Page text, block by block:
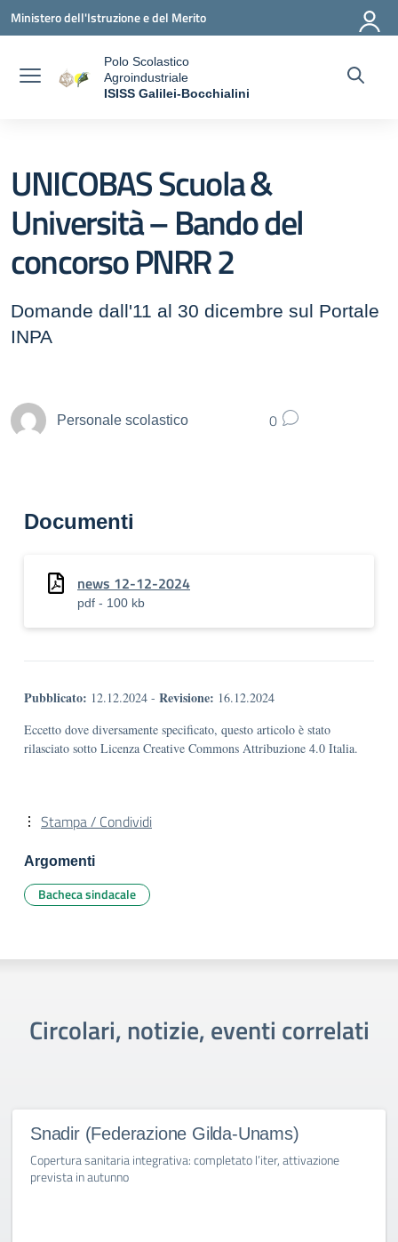
Vai ai contenuti
Vai al menu di navigazione
Vai al footer
Ministero dell'Istruzione e del Merito
Polo Scolastico
Agroindustriale
ISISS Galilei-Bocchialini
UNICOBAS Scuola &
Università – Bando del
concorso PNRR 2
Domande dall'11 al 30 dicembre sul Portale
INPA
Personale scolastico 0
Documenti
news 12-12-2024
pdf - 100 kb
Pubblicato: 12.12.2024 - Revisione: 16.12.2024
Eccetto dove diversamente specificato, questo articolo è stato
rilasciato sotto Licenza Creative Commons Attribuzione 4.0 Italia.
Stampa / Condividi
Argomenti
Bacheca sindacale
Circolari, notizie, eventi correlati
Snadir (Federazione Gilda-Unams)
Copertura sanitaria integrativa: completato l’iter, attivazione
prevista in autunno